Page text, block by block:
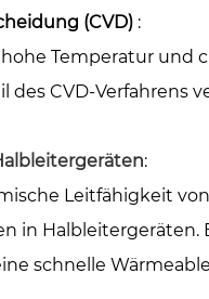
(CVD) :
Temperatur und
des CVD-
:
Leitfähigkeit
in
schnelle